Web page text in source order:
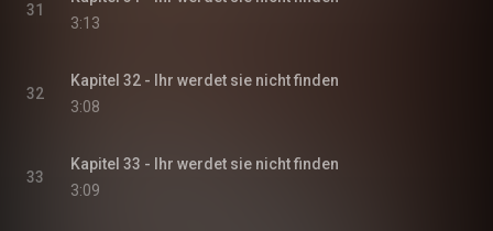
31
3:13
32
Kapitel 32 - Ihr werdet sie nicht finden
3:08
33
Kapitel 33 - Ihr werdet sie nicht finden
3:09